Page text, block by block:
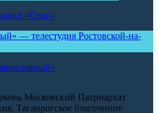
«Спас»
Московский Патриархат
Таганрогское благочиние